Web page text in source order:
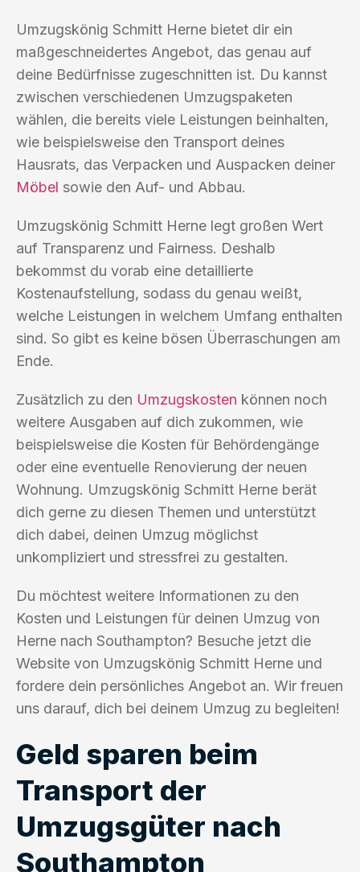
Umzugskönig Schmitt Herne bietet dir ein
maßgeschneidertes Angebot, das genau auf
deine Bedürfnisse zugeschnitten ist. Du kannst
zwischen verschiedenen Umzugspaketen
wählen, die bereits viele Leistungen beinhalten,
wie beispielsweise den Transport deines
Hausrats, das Verpacken und Auspacken deiner
Möbel sowie den Auf- und Abbau.
Umzugskönig Schmitt Herne legt großen Wert
auf Transparenz und Fairness. Deshalb
bekommst du vorab eine detaillierte
Kostenaufstellung, sodass du genau weißt,
welche Leistungen in welchem Umfang enthalten
sind. So gibt es keine bösen Überraschungen am
Ende.
Zusätzlich zu den Umzugskosten können noch
weitere Ausgaben auf dich zukommen, wie
beispielsweise die Kosten für Behördengänge
oder eine eventuelle Renovierung der neuen
Wohnung. Umzugskönig Schmitt Herne berät
dich gerne zu diesen Themen und unterstützt
dich dabei, deinen Umzug möglichst
unkompliziert und stressfrei zu gestalten.
Du möchtest weitere Informationen zu den
Kosten und Leistungen für deinen Umzug von
Herne nach Southampton? Besuche jetzt die
Website von Umzugskönig Schmitt Herne und
fordere dein persönliches Angebot an. Wir freuen
uns darauf, dich bei deinem Umzug zu begleiten!
Geld sparen beim
Transport der
Umzugsgüter nach
Southampton